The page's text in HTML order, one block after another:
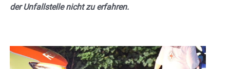
der Unfallstelle nicht zu erfahren.